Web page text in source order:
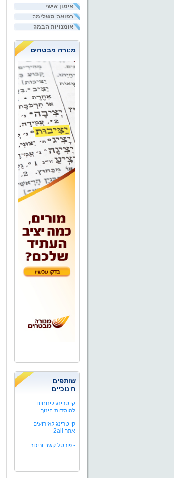
אימון אישי
רפואה משלימה
אומנויות הבמה
מנורה מבטחים
שותפים
חינוכיים
קייטרינג קינוחים
למוסדות חינוך
קייטרינג לאירועים -
אתר 2all
-פורטל קשב וריכוז